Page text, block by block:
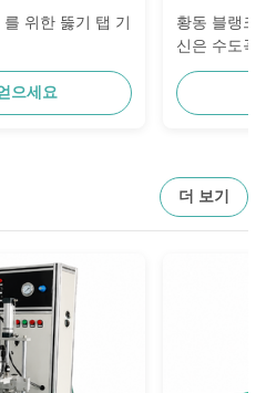
위한 뚫기 탭 기
으세요
황동 블랭크
신은 수도꼭
을 효율적
더 보기